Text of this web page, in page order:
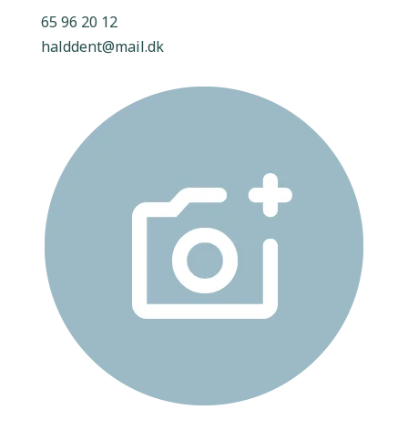
65 96 20 12
halddent@mail.dk